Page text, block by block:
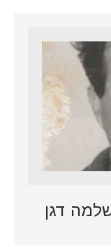
שלמה דגן